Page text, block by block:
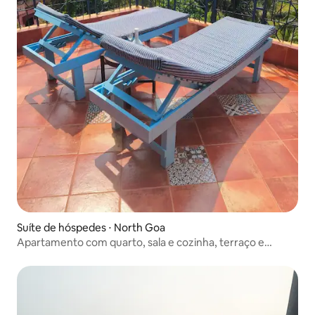
Suíte de hóspedes ⋅ North Goa
Apartamento com quarto, sala e cozinha, terraço e